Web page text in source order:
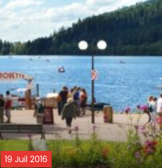
19 Juil 2016